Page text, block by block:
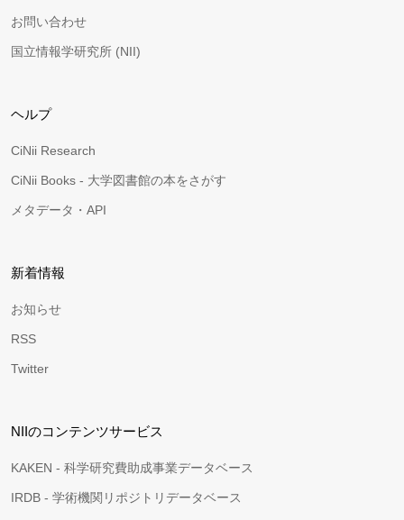
お問い合わせ
国立情報学研究所 (NII)
ヘルプ
CiNii Research
CiNii Books - 大学図書館の本をさがす
メタデータ・API
新着情報
お知らせ
RSS
Twitter
NIIのコンテンツサービス
KAKEN - 科学研究費助成事業データベース
IRDB - 学術機関リポジトリデータベース